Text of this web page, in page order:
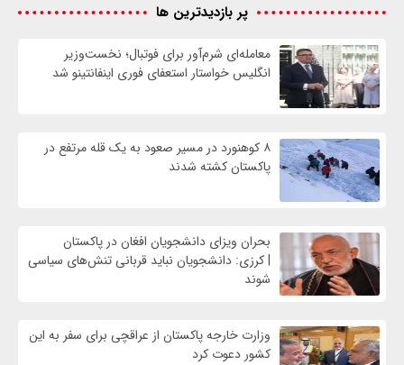
پر بازدیدترین ها
معامله‌ای شرم‌آور برای فوتبال؛ نخست‌وزیر
انگلیس خواستار استعفای فوری اینفانتینو شد
۸ کوهنورد در مسیر صعود به یک قله مرتفع در
پاکستان کشته شدند
بحران ویزای دانشجویان افغان در پاکستان
| کرزی: دانشجویان نباید قربانی تنش‌های سیاسی
شوند
وزارت خارجه پاکستان از عراقچی برای سفر به این
کشور دعوت کرد